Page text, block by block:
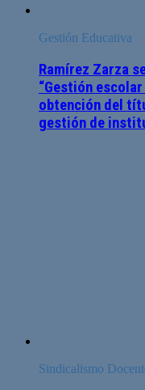
Gestión Educativa
Ramírez Zarza
“Gestión
obtención del
gestión de
Sindicalismo